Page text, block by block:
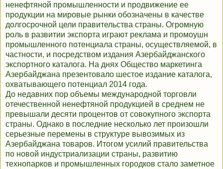
ненефтяной промышленности и продвижение ее
продукции на мировые рынки обозначены в качестве
долгосрочной цели правительства страны. Огромную
роль в развитии экспорта играют реклама и промоушн
промышленного потенциала страны, осуществляемой, в
частности, и посредством издания Азербайджанского
экспортного каталога. На днях Общество маркетинга
Азербайджана презентовало шестое издание каталога,
охватывающего потенциал 2014 года.
До недавних пор объемы международной торговли
отечественной ненефтяной продукцией в среднем не
превышали десяти процентов от совокупного экспорта
страны. Однако в последние несколько лет произошли
серьезные перемены в структуре вывозимых из
Азербайджана товаров. Итогом усилий правительства
по новой индустриализации страны, развитию
технопарков и промышленных городков стало заметное